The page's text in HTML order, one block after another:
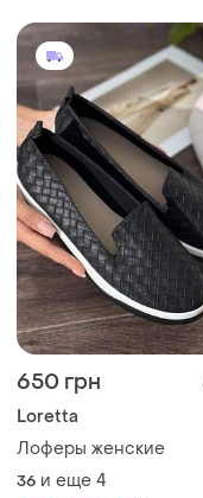
650 грн
Loretta
Лоферы женские
36 и еще 4